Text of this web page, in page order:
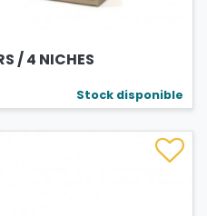
/ 4 NICHES
Stock disponible